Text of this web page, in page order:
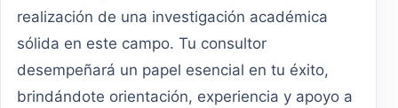
realización de una investigación académica
sólida en este campo. Tu consultor
desempeñará un papel esencial en tu éxito,
brindándote orientación, experiencia y apoyo a